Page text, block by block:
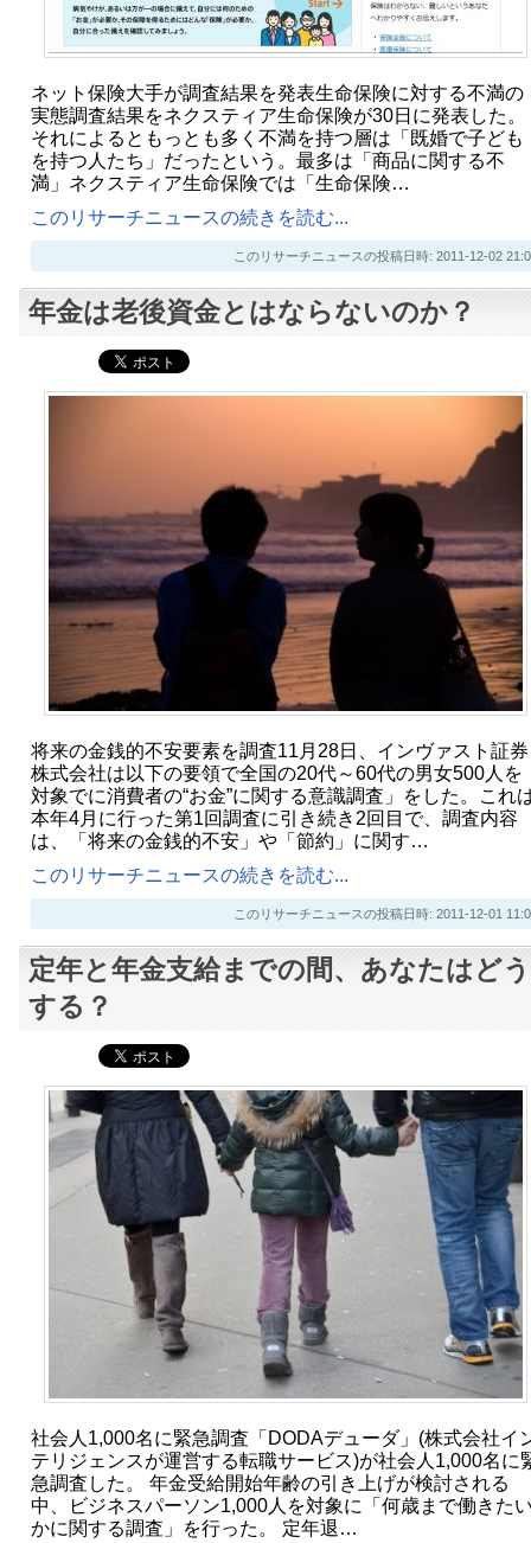
ネット保険大手が調査結果を発表生命保険に対する不満の
実態調査結果をネクスティア生命保険が30日に発表した。
それによるともっとも多く不満を持つ層は「既婚で子ども
を持つ人たち」だったという。最多は「商品に関する不
満」ネクスティア生命保険では「生命保険…
このリサーチニュースの続きを読む...
このリサーチニュースの投稿日時: 2011-12-02
年金は老後資金とはならないのか？
将来の金銭的不安要素を調査11月28日、インヴァスト証券
株式会社は以下の要領で全国の20代～60代の男女500人を
対象でに消費者の“お金”に関する意識調査」をした。これ
本年4月に行った第1回調査に引き続き2回目で、調査内容
は、「将来の金銭的不安」や「節約」に関す…
このリサーチニュースの続きを読む...
このリサーチニュースの投稿日時: 2011-12-01
定年と年金支給までの間、あなたはどう
する？
社会人1,000名に緊急調査「DODAデューダ」(株式会社イ
テリジェンスが運営する転職サービス)が社会人1,000名に
急調査した。 年金受給開始年齢の引き上げが検討される
中、ビジネスパーソン1,000人を対象に「何歳まで働きた
かに関する調査」を行った。 定年退…